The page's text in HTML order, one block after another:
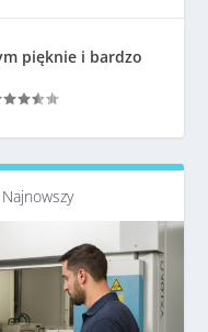
pięknie i bardzo
Najnowszy